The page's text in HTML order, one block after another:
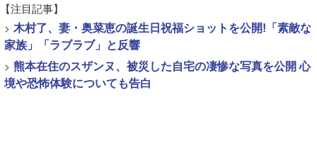
【注目記事】
> 木村了、妻・奥菜恵の誕生日祝福ショットを公開!「素敵な
家族」「ラブラブ」と反響
> 熊本在住のスザンヌ、被災した自宅の凄惨な写真を公開 心
境や恐怖体験についても告白